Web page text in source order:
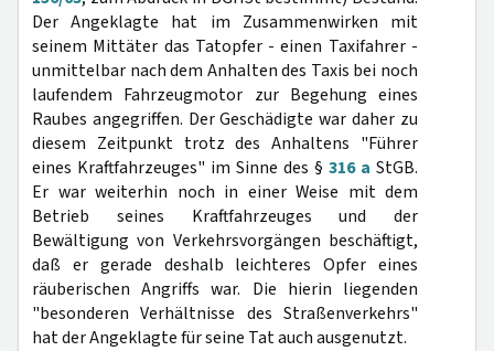
Der Angeklagte hat im Zusammenwirken mit
seinem Mittäter das Tatopfer - einen Taxifahrer -
unmittelbar nach dem Anhalten des Taxis bei noch
laufendem Fahrzeugmotor zur Begehung eines
Raubes angegriffen. Der Geschädigte war daher zu
diesem Zeitpunkt trotz des Anhaltens "Führer
eines Kraftfahrzeuges" im Sinne des § 316 a StGB.
Er war weiterhin noch in einer Weise mit dem
Betrieb seines Kraftfahrzeuges und der
Bewältigung von Verkehrsvorgängen beschäftigt,
daß er gerade deshalb leichteres Opfer eines
räuberischen Angriffs war. Die hierin liegenden
"besonderen Verhältnisse des Straßenverkehrs"
hat der Angeklagte für seine Tat auch ausgenutzt.